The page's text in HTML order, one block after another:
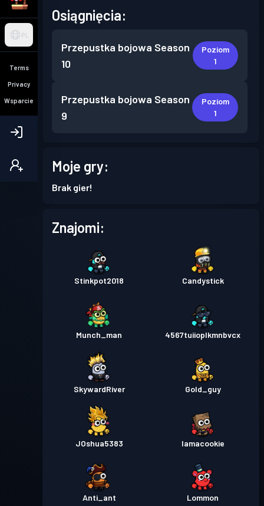
PL
Terms
Privacy
Wsparcie
Osiągnięcia:
Przepustka bojowa Season
10
Poziom
1
Przepustka bojowa Season
9
Poziom
1
Moje gry:
Brak gier!
Znajomi:
Stinkpot2018 Candystick
Munch_man 4567tuiioplkmnbvcx
SkywardRiver Gold_guy
JOshua5383 Iamacookie
Anti_ant Lommon